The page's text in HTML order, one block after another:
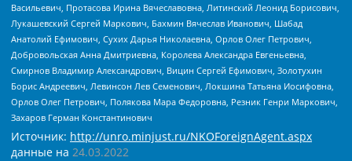
Васильевич, Протасова Ирина Вячеславовна, Литинский Леонид Борисович,
Лукашевский Сергей Маркович, Бахмин Вячеслав Иванович, Шабад
Анатолий Ефимович, Сухих Дарья Николаевна, Орлов Олег Петрович,
Добровольская Анна Дмитриевна, Королева Александра Евгеньевна,
Смирнов Владимир Александрович, Вицин Сергей Ефимович, Золотухин
Борис Андреевич, Левинсон Лев Семенович, Локшина Татьяна Иосифовна,
Орлов Олег Петрович, Полякова Мара Федоровна, Резник Генри Маркович,
Захаров Герман Константинович
Источник: http://unro.minjust.ru/NKOForeignAgent.aspx
данные на 24.03.2022